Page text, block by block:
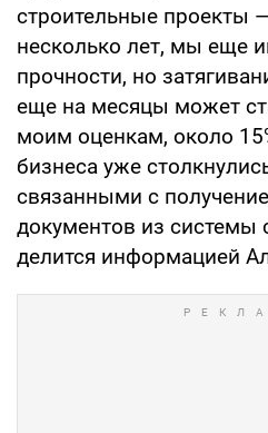
строительные проекты
несколько лет, мы еще
прочности, но
еще на месяцы может
моим оценкам, около
бизнеса уже
связанными с
документов из системы
делится информацией